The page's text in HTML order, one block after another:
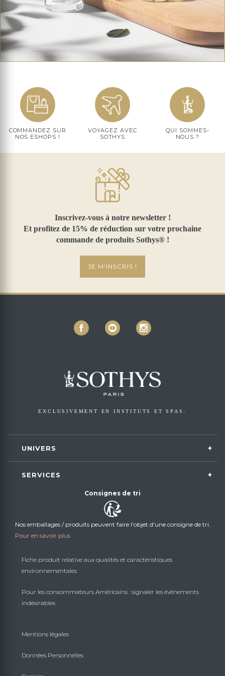
COMMANDEZ SUR
NOS ESHOPS !
VOYAGEZ AVEC
SOTHYS
QUI SOMMES-
NOUS ?
Inscrivez-vous à notre newsletter !
Et profitez de 15% de réduction sur votre prochaine
commande de produits Sothys® !
JE M'INSCRIS !
EXCLUSIVEMENT EN INSTITUTS ET SPAS.
UNIVERS
SERVICES
Consignes de tri
Nos emballages / produits peuvent faire l'objet d'une consigne de tri.
Pour en savoir plus
Fiche produit relative aux qualités et caractéristiques
environnementales
Pour les consommateurs Américains : signaler les événements
indésirables
Mentions légales
Données Personnelles